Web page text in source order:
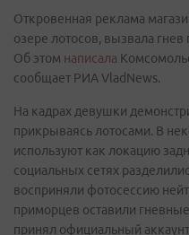
Откровенная реклама
озере лотосов, вызвала
Об этом написала
сообщает РИА VladNews.
На кадрах девушки
прикрываясь лотосами. В
используют как локацию
социальных сетях
восприняли фотосессию
приморцев оставили
принял официальный